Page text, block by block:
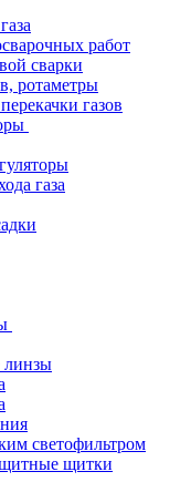
работ
сварки
ротаметры
газов
газа
линзы
светофильтром
щитки